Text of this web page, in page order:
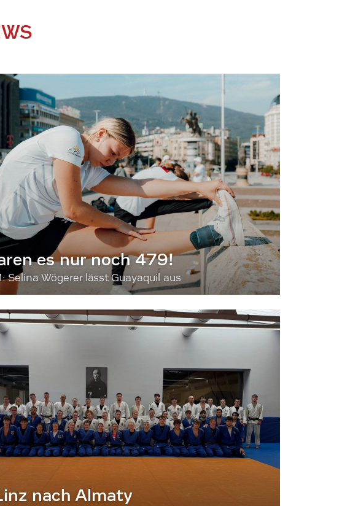
es nur noch 479!
Selina Wögerer lässt Guayaquil aus
nach Almaty